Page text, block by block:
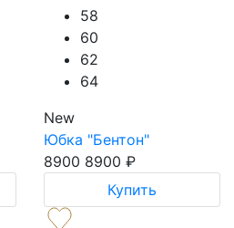
58
60
62
64
New
Юбка "Бентон"
8900 8900 ₽
Купить